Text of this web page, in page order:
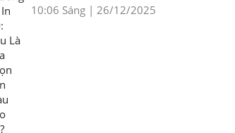
10:06 Sáng | 26/12/2025